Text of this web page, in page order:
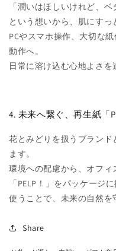
「潤いはほしいけれど、
という想いから、肌にすっ
PCやスマホ操作、大切な
動作へ。
日常に溶け込む心地よさを
4. 未来へ繋ぐ、再生紙「
花とみどりを扱うブラン
ます。
環境への配慮から、オフ
「PELP！」をパッケージに
使うことで、未来の自然を
Share